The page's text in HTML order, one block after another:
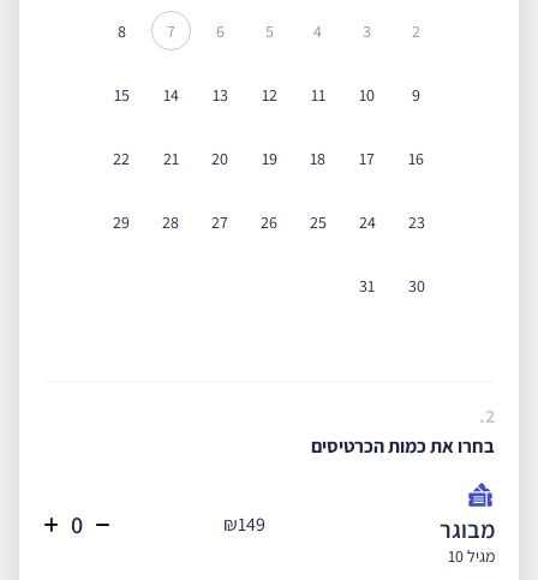
2
3
4
5
6
7
8
9
10
11
12
13
14
15
16
17
18
19
20
21
22
23
24
25
26
27
28
29
30
31
2.
בחרו את כמות הכרטיסים
מבוגר
מגיל 10
₪149